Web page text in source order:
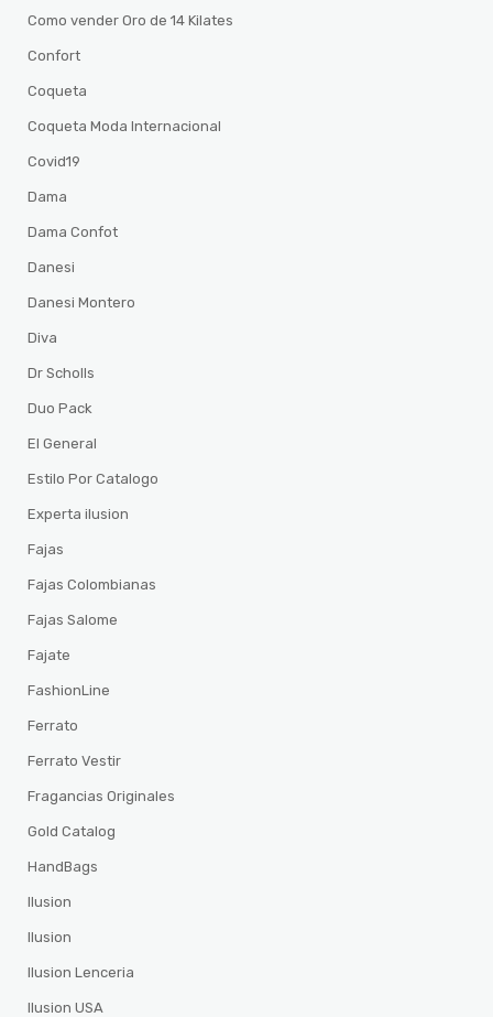
Como vender Oro de 14 Kilates
Confort
Coqueta
Coqueta Moda Internacional
Covid19
Dama
Dama Confot
Danesi
Danesi Montero
Diva
Dr Scholls
Duo Pack
El General
Estilo Por Catalogo
Experta ilusion
Fajas
Fajas Colombianas
Fajas Salome
Fajate
FashionLine
Ferrato
Ferrato Vestir
Fragancias Originales
Gold Catalog
HandBags
Ilusion
Ilusion
Ilusion Lenceria
Ilusion USA